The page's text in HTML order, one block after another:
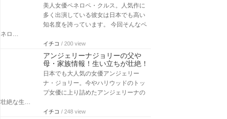
美人女優ペネロペ・クルス。人気作に
多く出演している彼女は日本でも高い
知名度を誇っています。 今回そんなペ
ネロ…
イチコ / 200 view
アンジェリーナジョリーの父や
母・家族情報！生い立ちが壮絶！
日本でも大人気の女優アンジェリー
ナ・ジョリー。今やハリウッドのトッ
プ女優に上り詰めたアンジェリーナの
壮絶な生…
イチコ / 248 view